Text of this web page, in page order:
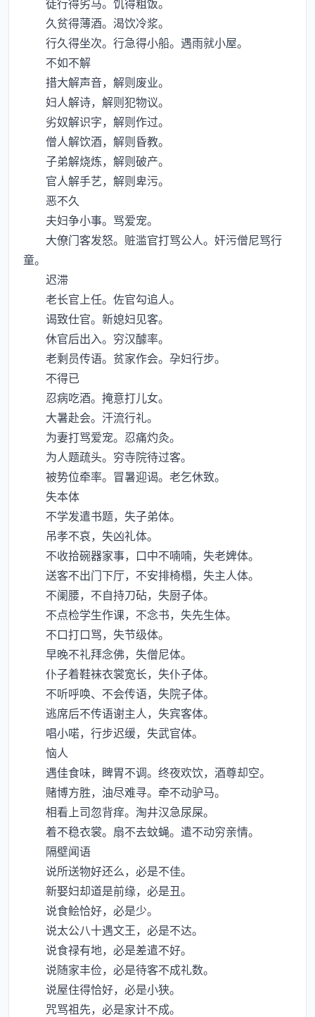
久贫得薄酒。渴饮冷浆。
行久得坐次。行急得小船。遇雨就小屋。
不如不解
措大解声音，解则废业。
妇人解诗，解则犯物议。
劣奴解识字，解则作过。
僧人解饮酒，解则昏教。
子弟解烧炼，解则破产。
官人解手艺，解则卑污。
恶不久
夫妇争小事。骂爱宠。
大僚门客发怒。赃滥官打骂公人。奸污僧尼骂行
童。
迟滞
老长官上任。佐官勾追人。
谒致仕官。新媳妇见客。
休官后出入。穷汉醵率。
老剩员传语。贫家作会。孕妇行步。
不得已
忍病吃酒。掩意打儿女。
大暑赴会。汗流行礼。
为妻打骂爱宠。忍痛灼灸。
为人题疏头。穷寺院待过客。
被势位牵率。冒暑迎谒。老乞休致。
失本体
不学发遣书题，失子弟体。
吊孝不哀，失凶礼体。
不收拾碗器家事，口中不喃喃，失老婢体。
送客不出门下厅，不安排椅榻，失主人体。
不阑腰，不自持刀砧，失厨子体。
不点检学生作课，不念书，失先生体。
不口打口骂，失节级体。
早晚不礼拜念佛，失僧尼体。
仆子着鞋袜衣裳宽长，失仆子体。
不听呼唤、不会传语，失院子体。
逃席后不传语谢主人，失宾客体。
唱小喏，行步迟缓，失武官体。
恼人
遇佳食味，睥胃不调。终夜欢饮，酒尊却空。
赌博方胜，油尽难寻。牵不动驴马。
相看上司忽背痒。淘井汉急尿屎。
着不稳衣裳。扇不去蚊蝇。遣不动穷亲情。
隔壁闻语
说所送物好还么，必是不佳。
新娶妇却道是前缘，必是丑。
说食鲙恰好，必是少。
说太公八十遇文王，必是不达。
说食禄有地，必是差遣不好。
说随家丰俭，必是待客不成礼数。
说屋住得恰好，必是小狭。
咒骂祖先，必是家计不成。